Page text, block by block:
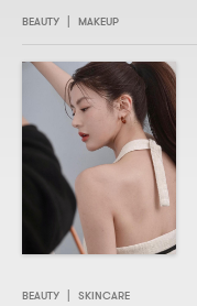
BEAUTY MAKEUP
BEAUTY SKINCARE